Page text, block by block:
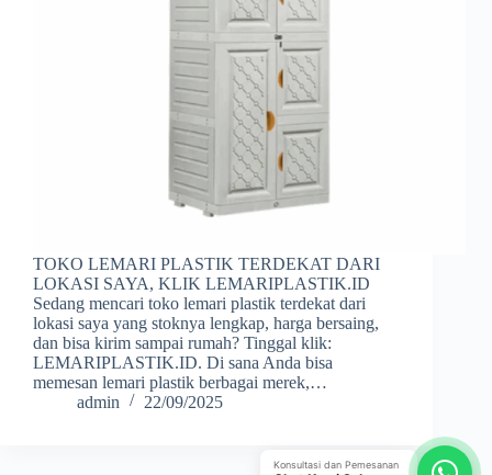
TOKO LEMARI PLASTIK TERDEKAT DARI
LOKASI SAYA, KLIK LEMARIPLASTIK.ID
Sedang mencari toko lemari plastik terdekat dari
lokasi saya yang stoknya lengkap, harga bersaing,
dan bisa kirim sampai rumah? Tinggal klik:
LEMARIPLASTIK.ID. Di sana Anda bisa
memesan lemari plastik berbagai merek,…
admin
22/09/2025
Konsultasi dan Pemesanan